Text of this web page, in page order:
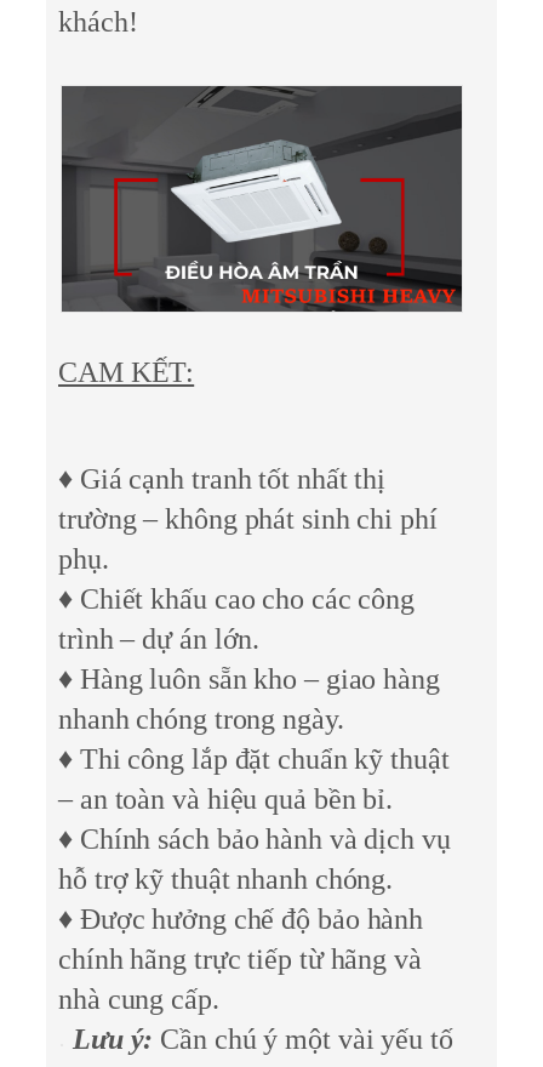
khách!
CAM KẾT:
♦ Giá cạnh tranh tốt nhất thị
trường – không phát sinh chi phí
phụ.
♦ Chiết khấu cao cho các công
trình – dự án lớn.
♦ Hàng luôn sẵn kho – giao hàng
nhanh chóng trong ngày.
♦ Thi công lắp đặt chuẩn kỹ thuật
– an toàn và hiệu quả bền bỉ.
♦ Chính sách bảo hành và dịch vụ
hỗ trợ kỹ thuật nhanh chóng.
♦ Được hưởng chế độ bảo hành
chính hãng trực tiếp từ hãng và
nhà cung cấp.
Lưu ý: Cần chú ý một vài yếu tố